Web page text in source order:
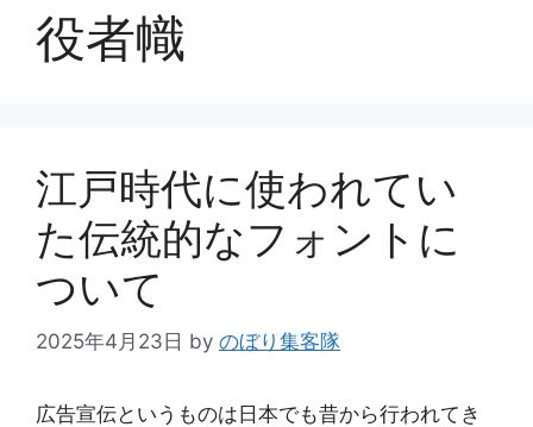
役者幟
江戸時代に使われてい
た伝統的なフォントに
ついて
2025年4月23日 by のぼり集客隊
広告宣伝というものは日本でも昔から行われてき